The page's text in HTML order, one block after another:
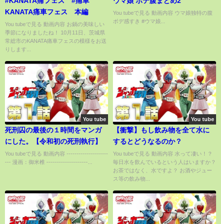
KANATA痛車フェス 本編
You tubeで見る 動画内容 お鍋の美味しい
季節になりましたね！ 10月11日、茨城県
常総市のKANATA痛車フェスの模様をお送
りします...
You tubeで見る 動画内容 ウマ娘独特の腹
ボデ感すき #ウマ娘...
You tube
死刑囚の最後の１時間をマンガ
にした。【令和初の死刑執行】
You tubeで見る 動画内容 ---------------------
--- 漫画：御米椎 ---------------------...
You tube
【衝撃】もし飲み物を全て水に
するとどうなるのか？
You tubeで見る 動画内容 水って凄い！？
毎日水を飲んでいるという人はいますか？
お茶ではなく、水ですよ？ お酒やジュー
ス等の飲み物...